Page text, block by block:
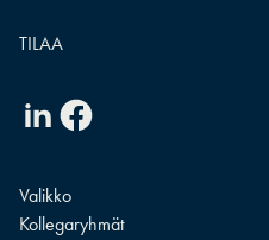
LinkedinFacebook
Valikko
Kollegaryhmät